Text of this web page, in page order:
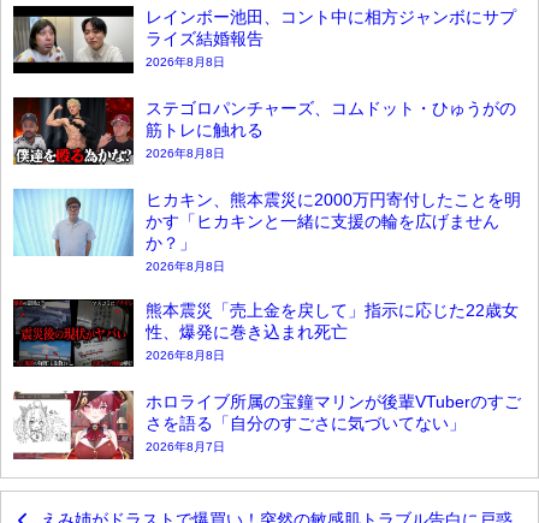
レインボー池田、コント中に相方ジャンボにサプ
ライズ結婚報告
2026年8月8日
ステゴロパンチャーズ、コムドット・ひゅうがの
筋トレに触れる
2026年8月8日
ヒカキン、熊本震災に2000万円寄付したことを明
かす「ヒカキンと一緒に支援の輪を広げません
か？」
2026年8月8日
熊本震災「売上金を戻して」指示に応じた22歳女
性、爆発に巻き込まれ死亡
2026年8月8日
ホロライブ所属の宝鐘マリンが後輩VTuberのすご
さを語る「自分のすごさに気づいてない」
2026年8月7日
えみ姉がドラストで爆買い！突然の敏感肌トラブル告白に戸惑